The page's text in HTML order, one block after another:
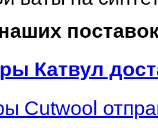
Катвул
Cutwool